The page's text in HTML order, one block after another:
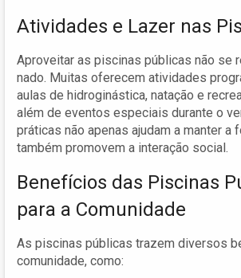
Atividades e Lazer nas
Aproveitar as piscinas públicas não se
nado. Muitas oferecem atividades
aulas de hidroginástica, natação e
além de eventos especiais durante o
práticas não apenas ajudam a manter a
também promovem a interação social.
Benefícios das Piscinas
para a Comunidade
As piscinas públicas trazem diversos
comunidade, como: